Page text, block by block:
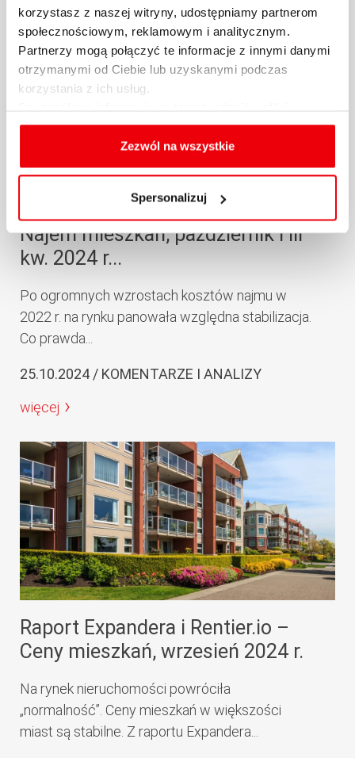
korzystasz z naszej witryny, udostępniamy partnerom
społecznościowym, reklamowym i analitycznym.
Partnerzy mogą połączyć te informacje z innymi danymi
otrzymanymi od Ciebie lub uzyskanymi podczas
korzystania z ich usług.
cookies, celu i sposobu korzystania z nich przez nas
oraz zmiany ustawień plików cookies a także ich
usuwania z przeglądarki internetowej, znajdują się
Zezwól na wszystkie
Spersonalizuj
Raport Expandera i Rentier.io –
Najem mieszkań, październik i III
kw. 2024 r...
Po ogromnych wzrostach kosztów najmu w
2022 r. na rynku panowała względna stabilizacja.
Co prawda...
25.10.2024 / KOMENTARZE I ANALIZY
więcej
Raport Expandera i Rentier.io –
Ceny mieszkań, wrzesień 2024 r.
Na rynek nieruchomości powróciła
„normalność”. Ceny mieszkań w większości
miast są stabilne. Z raportu Expandera...